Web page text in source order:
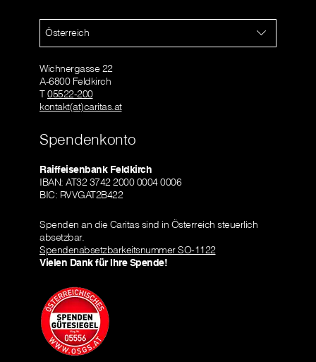
Österreich
Wichnergasse 22
A-6800 Feldkirch
T05522-200
kontakt(at)caritas.at
Spendenkonto
Raiffeisenbank Feldkirch
IBAN: AT32 3742 2000 0004 0006
BIC: RVVGAT2B422
Spenden an die Caritas sind in Österreich steuerlich
absetzbar.
Spendenabsetzbarkeitsnummer SO-1122
Vielen Dank für Ihre Spende!